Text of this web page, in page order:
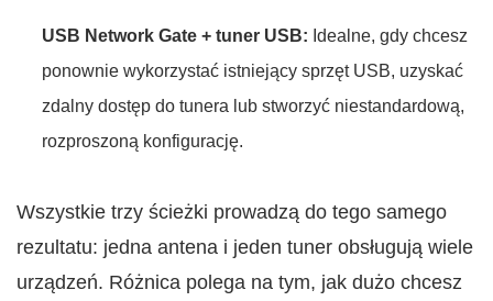
USB Network Gate + tuner USB: Idealne, gdy chcesz
ponownie wykorzystać istniejący sprzęt USB, uzyskać
zdalny dostęp do tunera lub stworzyć niestandardową,
rozproszoną konfigurację.
Wszystkie trzy ścieżki prowadzą do tego samego
rezultatu: jedna antena i jeden tuner obsługują wiele
urządzeń. Różnica polega na tym, jak dużo chcesz